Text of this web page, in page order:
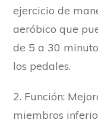
ejercicio de
aeróbico que
de 5 a 30
los pedales.
2. Función:
miembros